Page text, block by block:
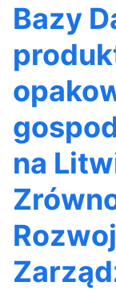
Bazy
na